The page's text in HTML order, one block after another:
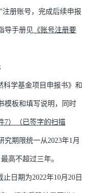
”注册账号，完成后续申报
导手册见 《账号注册要
科学基金项目申报书》和
模板和填写说明，同时
7）（已签字的扫描
究期限统一从2023年1月
高不超过三年。
止日期为2022年10月 20 日